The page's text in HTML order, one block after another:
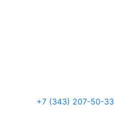
+7 (343) 207-50-33